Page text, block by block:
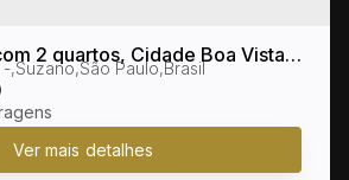
2 quartos, Cidade Boa Vista -
Suzano
,Suzano,São Paulo,Brasil